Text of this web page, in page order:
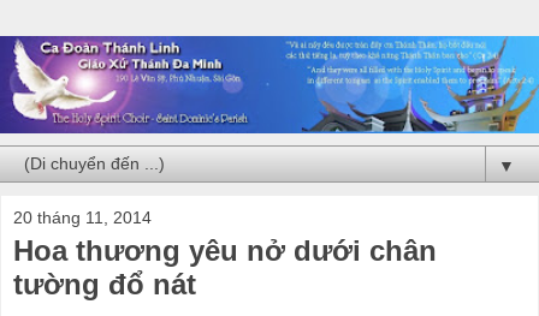
▼
20 tháng 11, 2014
Hoa thương yêu nở dưới chân
tường đổ nát